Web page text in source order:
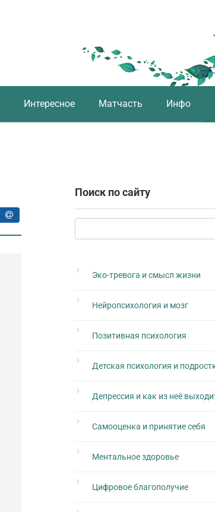
Интересное Матчасть Инфо
Поиск по сайту
Эко-тревога и смысл жизни
Нейропсихология и мозг
Позитивная психология
Детская психология и
Депрессия и как из неё
Самооценка и принятие себя
Ментальное здоровье
Цифровое благополучие